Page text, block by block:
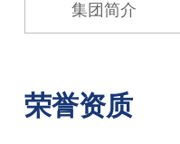
集团简介
荣誉资质